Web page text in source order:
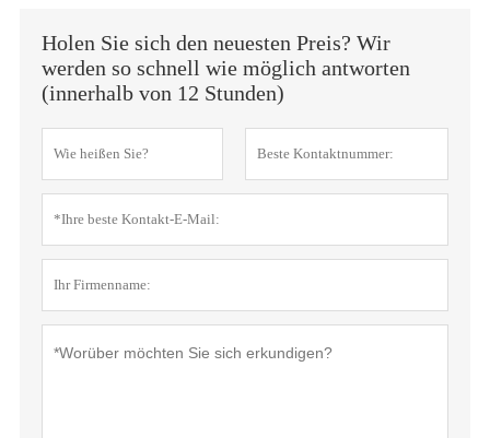
Holen Sie sich den neuesten Preis? Wir
werden so schnell wie möglich antworten
(innerhalb von 12 Stunden)